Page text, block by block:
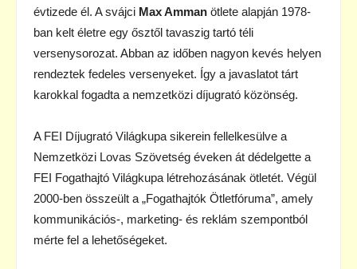
évtizede él. A svájci Max Amman ötlete alapján 1978-
ban kelt életre egy ősztől tavaszig tartó téli
versenysorozat. Abban az időben nagyon kevés helyen
rendeztek fedeles versenyeket. Így a javaslatot tárt
karokkal fogadta a nemzetközi díjugrató közönség.
A FEI Díjugrató Világkupa sikerein fellelkesülve a
Nemzetközi Lovas Szövetség éveken át dédelgette a
FEI Fogathajtó Világkupa létrehozásának ötletét. Végül
2000-ben összeült a „Fogathajtók Ötletfóruma”, amely
kommunikációs-, marketing- és reklám szempontból
mérte fel a lehetőségeket.